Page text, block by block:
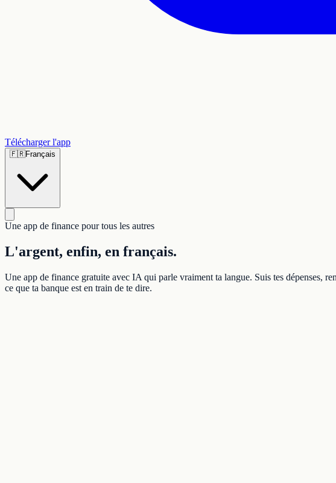
Télécharger l'app
🇫🇷Français
Une app de finance pour tous les autres
L'argent, enfin, en français.
Une app de finance gratuite avec IA qui parle vraiment ta langue. Suis tes dépenses,
ce que ta banque est en train de te dire.